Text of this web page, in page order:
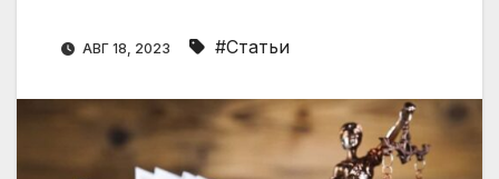
АВГ 18, 2023 #Статьи